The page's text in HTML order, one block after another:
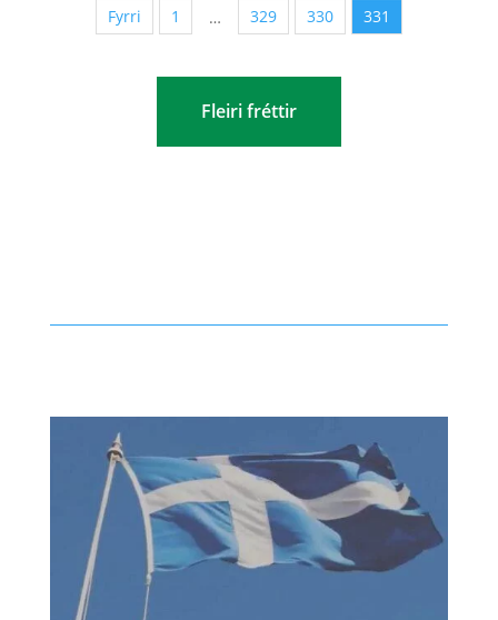
Fyrri 1 … 329 330 331
Fleiri fréttir